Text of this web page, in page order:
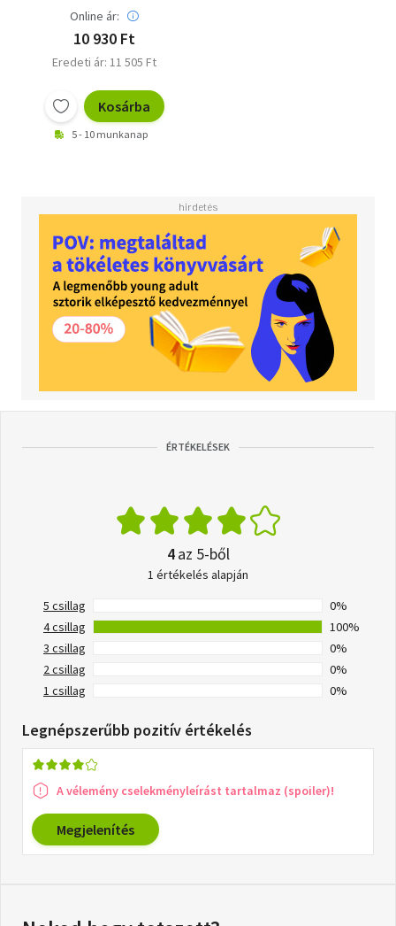
Bestseller-Reihe rund
um den Ermittler Carl
Mørck geht weiter!
Online ár:
10 930 Ft
Eredeti ár: 11 505 Ft
Kosárba
5 - 10 munkanap
ÉRTÉKELÉSEK
4az 5-ből
1 értékelés alapján
5 csillag
0%
4 csillag
100%
3 csillag
0%
2 csillag
0%
1 csillag
0%
Legnépszerűbb pozitív értékelés
A vélemény cselekményleírást tartalmaz (spoiler)!
Megjelenítés